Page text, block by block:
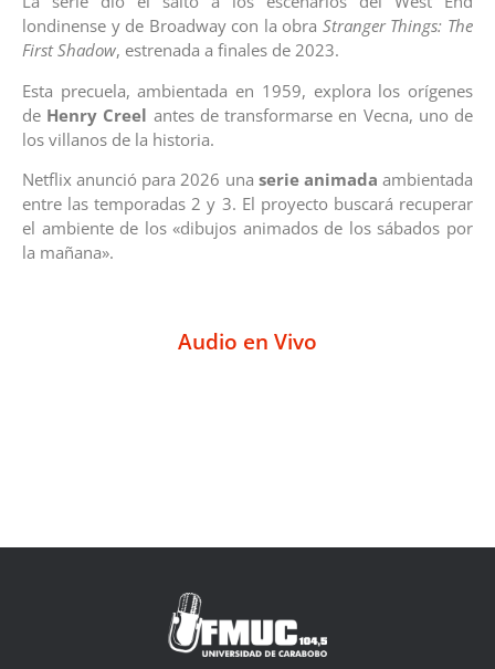
londinense y de Broadway con la obra Stranger Things: The
First Shadow, estrenada a finales de 2023.
Esta precuela, ambientada en 1959, explora los orígenes
de Henry Creel antes de transformarse en Vecna, uno de
los villanos de la historia.
Netflix anunció para 2026 una serie animada ambientada
entre las temporadas 2 y 3. El proyecto buscará recuperar
el ambiente de los «dibujos animados de los sábados por
la mañana».
Audio en Vivo